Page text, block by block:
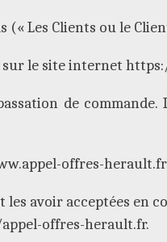
(« Les Clients ou le
sur le site internet
de commande.
offres-
avoir acceptées en
offres-herault.fr.